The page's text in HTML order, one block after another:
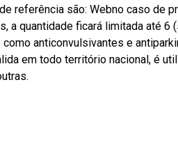
referência são: Webno caso de
a quantidade ficará limitada até 6
anticonvulsivantes e
em todo território nacional, é